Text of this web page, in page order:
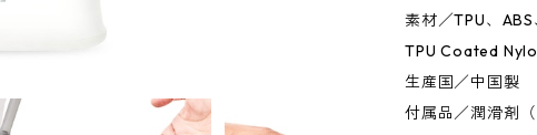
素材／TPU、
TPU Coated
生産国／中国製
付属品／潤滑剤